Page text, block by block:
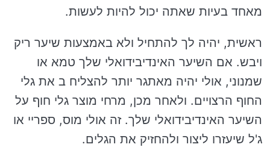
מאחד בעיות שאתה יכול להיות לעשות.
ראשית, יהיה לך להתחיל ולא באמצעות שיער ריק
ויבש. אם השיער האינדיבידואלי שלך טמא או
שמנוני, אולי יהיה מאתגר יותר להצליח ב את גלי
החוף הרצויים. ולאחר מכן, מרחי מוצר גלי חוף על
השיער האינדיבידואלי שלך. זה אולי מוס, ספריי או
ג'ל שיעזרו ליצור ולהחזיק את הגלים.